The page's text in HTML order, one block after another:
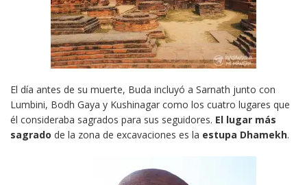
El día antes de su muerte, Buda incluyó a Sarnath junto con
Lumbini, Bodh Gaya y Kushinagar como los cuatro lugares que
él consideraba sagrados para sus seguidores. El lugar más
sagrado de la zona de excavaciones es la estupa Dhamekh.